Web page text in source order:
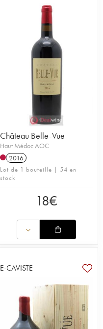
Château Belle-Vue
Haut Médoc AOC
2016
Lot de 1 bouteille | 54 en
stock
18€
E-CAVISTE